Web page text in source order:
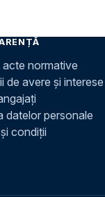
normative
de avere și interese
datelor personale
condiții